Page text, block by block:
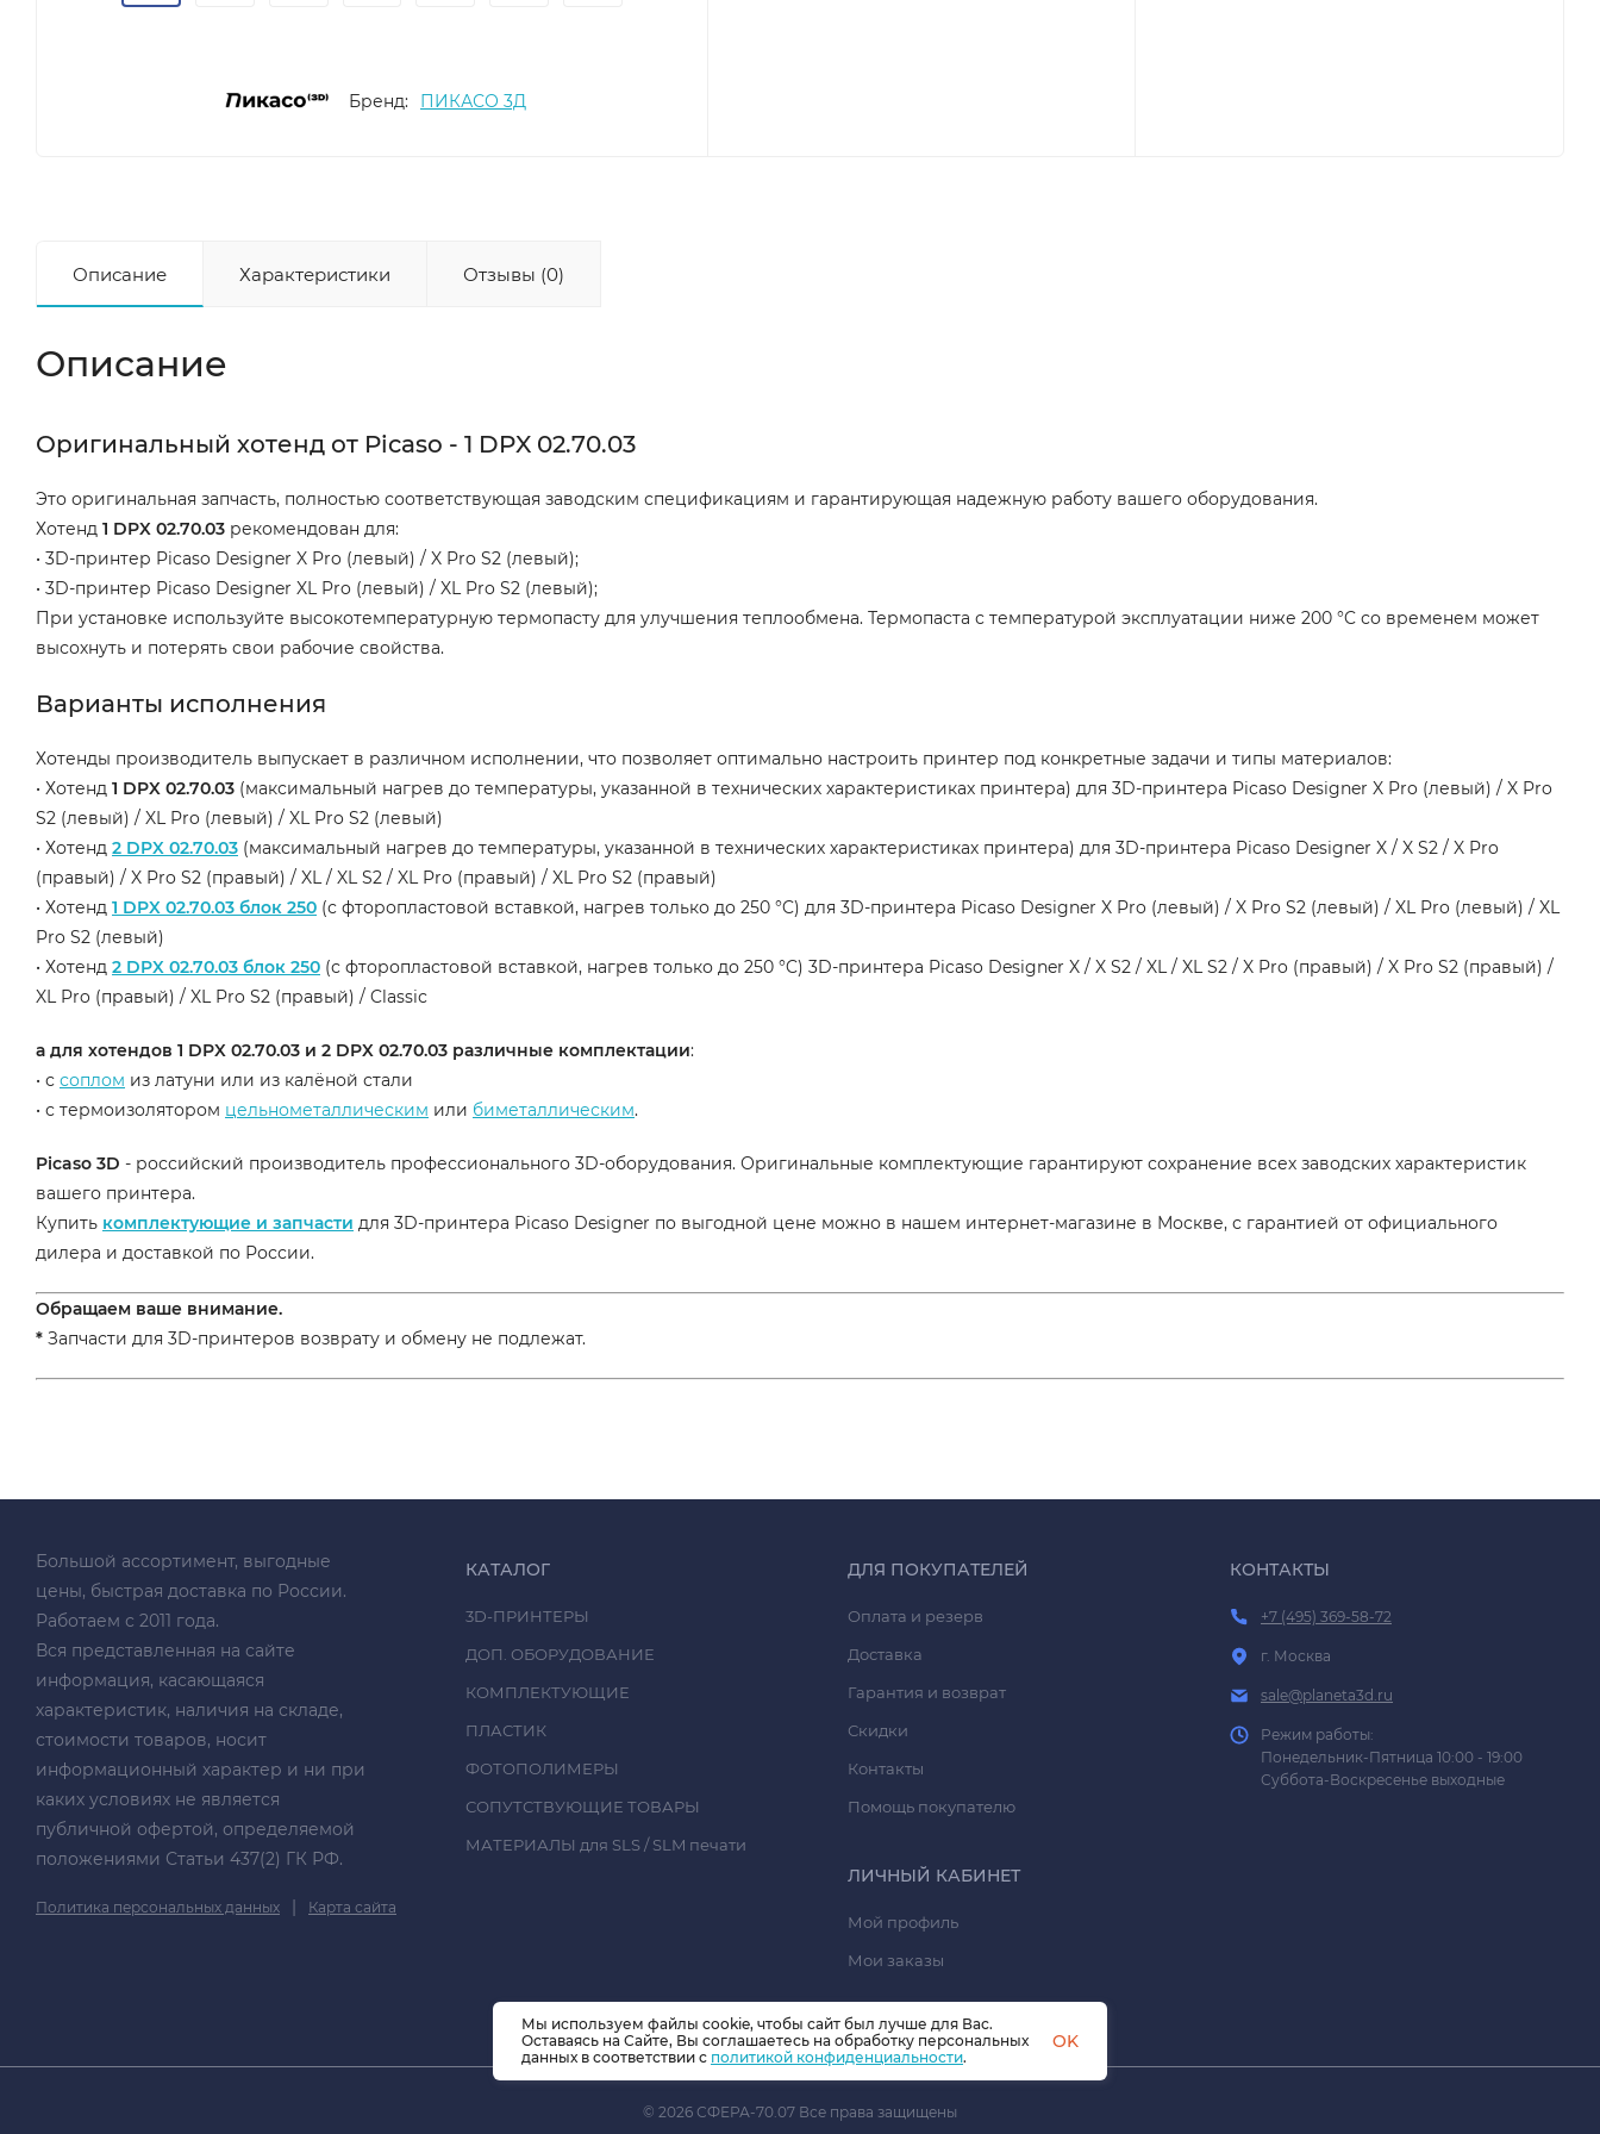
Бренд: ПИКАСО 3Д
Описание Характеристики Отзывы (0)
Описание
Оригинальный хотенд от Picaso - 1 DPX 02.70.03
Это оригинальная запчасть, полностью соответствующая заводским спецификациям и гарантирующая надежную работу вашего оборудования.
Хотенд 1 DPX 02.70.03 рекомендован для:
• 3D-принтер Picaso Designer X Pro (левый) / X Pro S2 (левый);
• 3D-принтер Picaso Designer XL Pro (левый) / XL Pro S2 (левый);
При установке используйте высокотемпературную термопасту для улучшения теплообмена. Термопаста с температурой эксплуатации ниже 200 °C со временем может
высохнуть и потерять свои рабочие свойства.
Варианты исполнения
Хотенды производитель выпускает в различном исполнении, что позволяет оптимально настроить принтер под конкретные задачи и типы материалов:
• Хотенд 1 DPX 02.70.03 (максимальный нагрев до температуры, указанной в технических характеристиках принтера) для 3D-принтера Picaso Designer X Pro (левый) / X Pro
S2 (левый) / XL Pro (левый) / XL Pro S2 (левый)
• Хотенд 2 DPX 02.70.03 (максимальный нагрев до температуры, указанной в технических характеристиках принтера) для 3D-принтера Picaso Designer X / X S2 / X Pro
(правый) / X Pro S2 (правый) / XL / XL S2 / XL Pro (правый) / XL Pro S2 (правый)
• Хотенд 1 DPX 02.70.03 блок 250 (с фторопластовой вставкой, нагрев только до 250 °C) для 3D-принтера Picaso Designer X Pro (левый) / X Pro S2 (левый) / XL Pro (левый) / XL
Pro S2 (левый)
• Хотенд 2 DPX 02.70.03 блок 250 (с фторопластовой вставкой, нагрев только до 250 °C) 3D-принтера Picaso Designer X / X S2 / XL / XL S2 / X Pro (правый) / X Pro S2 (правый) /
XL Pro (правый) / XL Pro S2 (правый) / Classiс
а для хотендов 1 DPX 02.70.03 и 2 DPX 02.70.03 различные комплектации:
• с соплом из латуни или из калёной стали
• с термоизолятором цельнометаллическим или биметаллическим.
Picaso 3D - российский производитель профессионального 3D-оборудования. Оригинальные комплектующие гарантируют сохранение всех заводских характеристик
вашего принтера.
Купить комплектующие и запчасти для 3D-принтера Picaso Designer по выгодной цене можно в нашем интернет-магазине в Москве, с гарантией от официального
дилера и доставкой по России.
Обращаем ваше внимание.
* Запчасти для 3D-принтеров возврату и обмену не подлежат.
Большой ассортимент, выгодные
цены, быстрая доставка по России.
Работаем с 2011 года.
Вся представленная на сайте
информация, касающаяся
характеристик, наличия на складе,
стоимости товаров, носит
информационный характер и ни при
каких условиях не является
публичной офертой, определяемой
положениями Статьи 437(2) ГК РФ.
Политика персональных данных | Карта сайта
КАТАЛОГ
3D-ПРИНТЕРЫ
ДОП. ОБОРУДОВАНИЕ
КОМПЛЕКТУЮЩИЕ
ПЛАСТИК
ФОТОПОЛИМЕРЫ
СОПУТСТВУЮЩИЕ ТОВАРЫ
МАТЕРИАЛЫ для SLS / SLM печати
ДЛЯ ПОКУПАТЕЛЕЙ
Оплата и резерв
Доставка
Гарантия и возврат
Скидки
Контакты
Помощь покупателю
ЛИЧНЫЙ КАБИНЕТ
Мой профиль
Мои заказы
КОНТАКТЫ
+7 (495) 369-58-72
г. Москва
sale@planeta3d.ru
Режим работы:
Понедельник-Пятница 10:00 - 19:00
Суббота-Воскресенье выходные
© 2026 СФЕРА-70.07 Все права защищены
Мы используем файлы cookie, чтобы сайт был лучше для Вас.
Оставаясь на Сайте, Вы соглашаетесь на обработку персональных
данных в соответствии с политикой конфиденциальности.
OK